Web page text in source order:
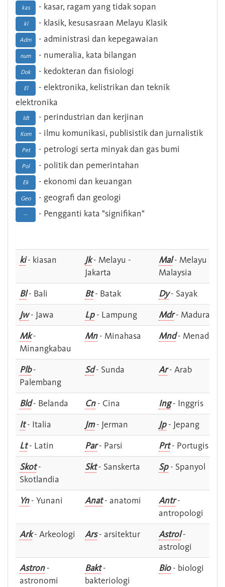
kas - kasar, ragam yang tidak sopan
kl - klasik, kesusasraan Melayu Klasik
Adm - administrasi dan kepegawaian
num - numeralia, kata bilangan
Dok - kedokteran dan fisiologi
El
- elektronika, kelistrikan dan teknik
elektronika
Idt - perindustrian dan kerjinan
Kom - ilmu komunikasi, publisistik dan jurnalistik
Pet - petrologi serta minyak dan gas bumi
Pol - politik dan pemerintahan
Ek - ekonomi dan keuangan
Geo - geografi dan geologi
-- - Pengganti kata "signifikan"
ki- kiasan Jk- Melayu -
Jakarta
Mal- Melayu -
Malaysia
Bl- Bali Bt- Batak Dy- Sayak
Jw- Jawa Lp- Lampung Mdr- Madura
Mk-
Minangkabau
Mn- Minahasa Mnd- Menado
Plb-
Palembang
Sd- Sunda Ar- Arab
Bld- Belanda Cn- Cina Ing- Inggris
It- Italia Jm- Jerman Jp- Jepang
Lt- Latin Par- Parsi Prt- Portugis
Skot-
Skotlandia
Skt- Sanskerta Sp- Spanyol
Yn- Yunani Anat- anatomi Antr-
antropologi
Ark- Arkeologi Ars- arsitektur Astrol-
astrologi
Astron-
astronomi
Bakt-
bakteriologi
Bio- biologi